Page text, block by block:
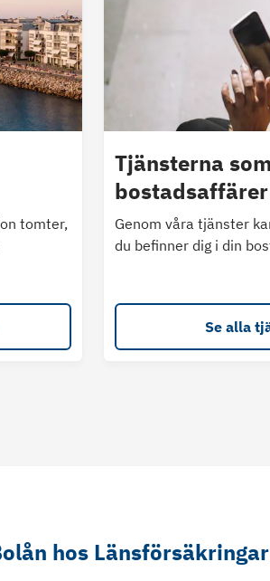
tomter,
Tjänsterna
bostadsaffärer
Genom våra tjänster
du befinner dig i din
Se alla
hos